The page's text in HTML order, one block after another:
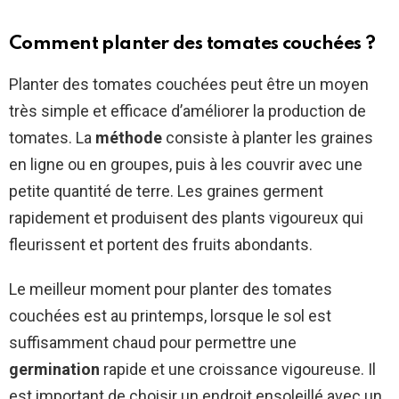
Comment planter des tomates couchées ?
Planter des tomates couchées peut être un moyen
très simple et efficace d’améliorer la production de
tomates. La méthode consiste à planter les graines
en ligne ou en groupes, puis à les couvrir avec une
petite quantité de terre. Les graines germent
rapidement et produisent des plants vigoureux qui
fleurissent et portent des fruits abondants.
Le meilleur moment pour planter des tomates
couchées est au printemps, lorsque le sol est
suffisamment chaud pour permettre une
germination rapide et une croissance vigoureuse. Il